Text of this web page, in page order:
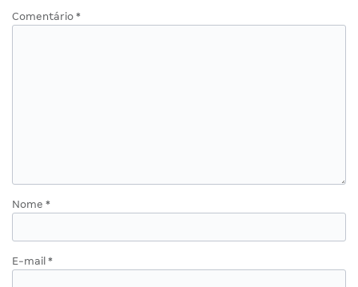
Comentário *
Nome *
E-mail *